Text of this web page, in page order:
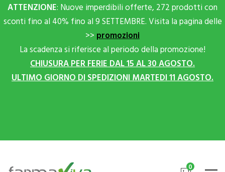
ATTENZIONE: Nuove imperdibili offerte, 272 prodotti con
sconti fino al 40% fino al 9 SETTEMBRE. Visita la pagina delle
>> promozioni
La scadenza si riferisce al periodo della promozione!
CHIUSURA PER FERIE DAL 15 AL 30 AGOSTO.
ULTIMO GIORNO DI SPEDIZIONI MARTEDI 11 AGOSTO.
0